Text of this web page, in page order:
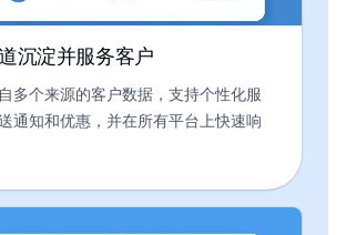
沉淀并服务客户
多个来源的客户数据，支持个性化服
通知和优惠，并在所有平台上快速响